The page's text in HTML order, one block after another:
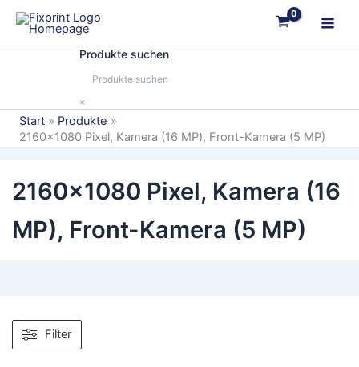
Zum
Inhalt
springen
Produkte suchen
×
Start
Produkte
2160x1080 Pixel, Kamera (16 MP), Front-Kamera (5 MP)
2160x1080 Pixel, Kamera (16
MP), Front-Kamera (5 MP)
Filter